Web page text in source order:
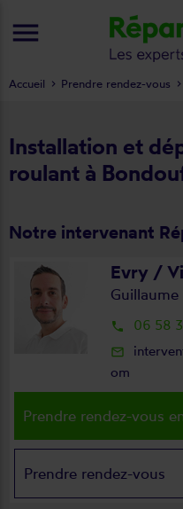
Installation et
roulant à
Notre intervenant
Evry /
Guillaume
local_phone 06 58
mail_outline
om
Prendre rendez-vous
Prendre rendez-vous
Accueil Prendre rendez-vous
menu